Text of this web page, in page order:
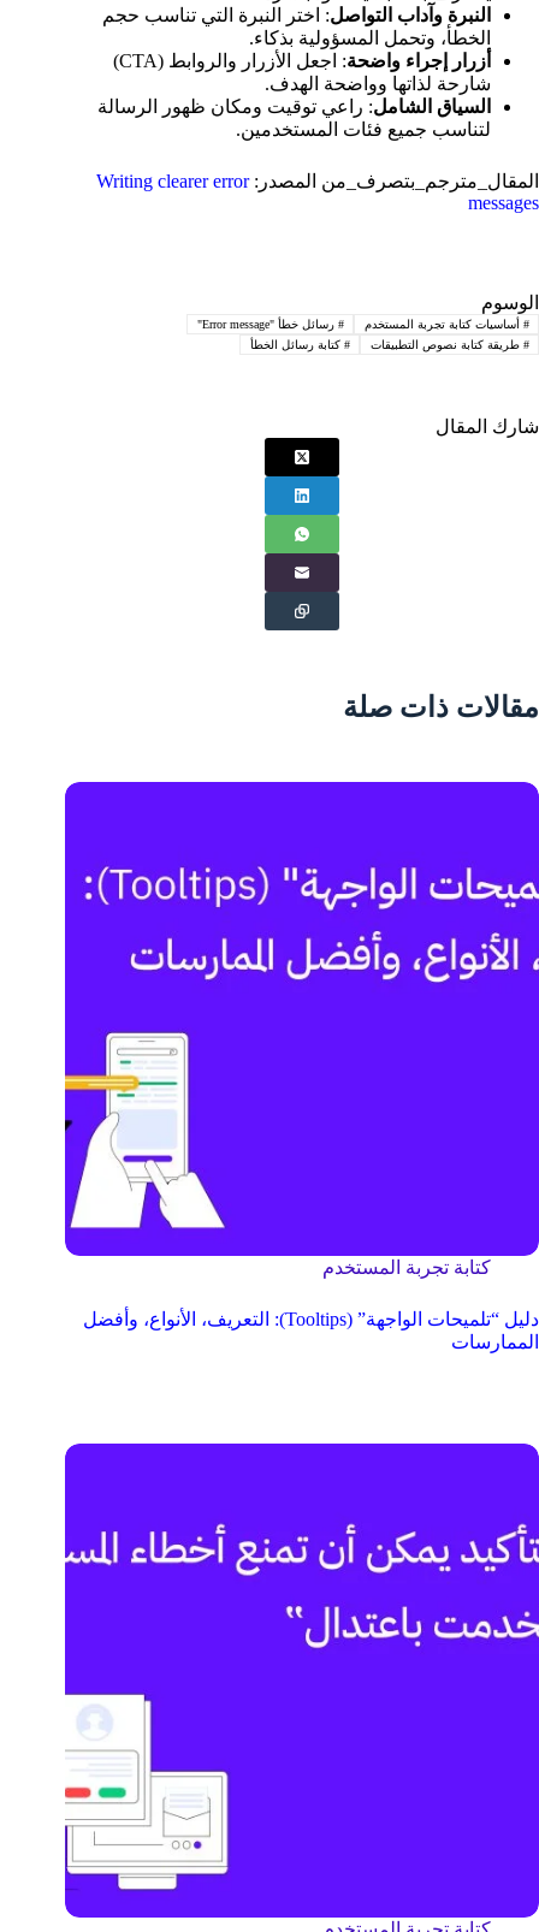
النبرة وآداب التواصل: اختر النبرة التي تناسب حجم
الخطأ، وتحمل المسؤولية بذكاء.
أزرار إجراء واضحة
: اجعل الأزرار والروابط (CTA)
شارحة لذاتها وواضحة الهدف.
السياق الشامل: راعي توقيت ومكان ظهور الرسالة
لتناسب جميع فئات المستخدمين.
المقال_مترجم_بتصرف_من المصدر: Writing clearer error
messages
الوسوم
# أساسيات كتابة تجربة المستخدم # رسائل خطأ "Error message"
# طريقة كتابة نصوص التطبيقات # كتابة رسائل الخطأ
شارك المقال
مقالات ذات صلة
كتابة تجربة المستخدم
دليل “تلميحات الواجهة” (Tooltips): التعريف، الأنواع، وأفضل
الممارسات